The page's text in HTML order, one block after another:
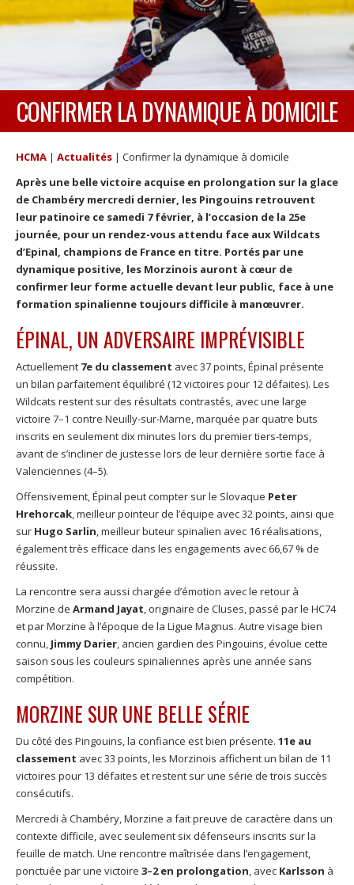
CONFIRMER LA DYNAMIQUE À DOMICILE
HCMA | Actualités | Confirmer la dynamique à domicile
Après une belle victoire acquise en prolongation sur la glace
de Chambéry mercredi dernier, les Pingouins retrouvent
leur patinoire ce samedi 7 février, à l’occasion de la 25e
journée, pour un rendez-vous attendu face aux Wildcats
d’Epinal, champions de France en titre. Portés par une
dynamique positive, les Morzinois auront à cœur de
confirmer leur forme actuelle devant leur public, face à une
formation spinalienne toujours difficile à manœuvrer.
ÉPINAL, UN ADVERSAIRE IMPRÉVISIBLE
Actuellement 7e du classement avec 37 points, Épinal présente
un bilan parfaitement équilibré (12 victoires pour 12 défaites). Les
Wildcats restent sur des résultats contrastés, avec une large
victoire 7–1 contre Neuilly-sur-Marne, marquée par quatre buts
inscrits en seulement dix minutes lors du premier tiers-temps,
avant de s’incliner de justesse lors de leur dernière sortie face à
Valenciennes (4–5).
Offensivement, Épinal peut compter sur le Slovaque Peter
Hrehorcak, meilleur pointeur de l’équipe avec 32 points, ainsi que
sur Hugo Sarlin, meilleur buteur spinalien avec 16 réalisations,
également très efficace dans les engagements avec 66,67 % de
réussite.
La rencontre sera aussi chargée d’émotion avec le retour à
Morzine de Armand Jayat, originaire de Cluses, passé par le HC74
et par Morzine à l’époque de la Ligue Magnus. Autre visage bien
connu, Jimmy Darier, ancien gardien des Pingouins, évolue cette
saison sous les couleurs spinaliennes après une année sans
compétition.
MORZINE SUR UNE BELLE SÉRIE
Du côté des Pingouins, la confiance est bien présente. 11e au
classement avec 33 points, les Morzinois affichent un bilan de 11
victoires pour 13 défaites et restent sur une série de trois succès
consécutifs.
Mercredi à Chambéry, Morzine a fait preuve de caractère dans un
contexte difficile, avec seulement six défenseurs inscrits sur la
feuille de match. Une rencontre maîtrisée dans l’engagement,
ponctuée par une victoire 3–2 en prolongation, avec Karlsson à